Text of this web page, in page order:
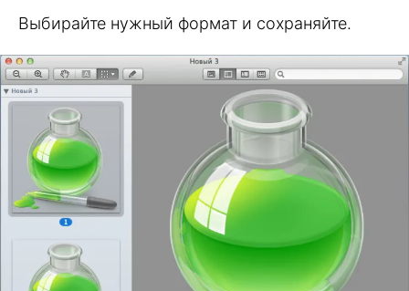
Выбирайте нужный формат и сохраняйте.